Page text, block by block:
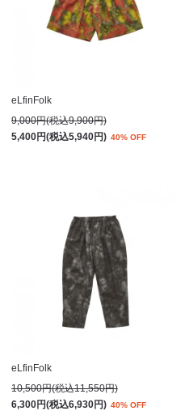
eLfinFolk
9,000円(税込9,900円)
5,400円(税込5,940円) 40% OFF
eLfinFolk
10,500円(税込11,550円)
6,300円(税込6,930円) 40% OFF